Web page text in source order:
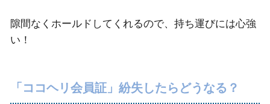
隙間なくホールドしてくれるので、持ち運びには心強
い！
「ココヘリ会員証」紛失したらどうなる？